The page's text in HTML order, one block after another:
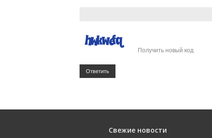
Получить новый код
Ответить
Свежие новости